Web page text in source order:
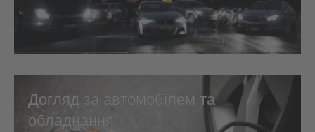
Догляд за автомобілем та
обладнання